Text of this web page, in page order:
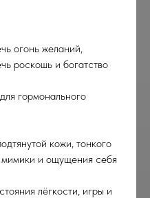
огонь желаний,
роскошь и богатство
гормонального
кожи, тонкого
мимики и ощущения себя
лёгкости, игры и